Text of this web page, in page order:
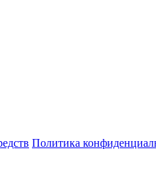
Политика